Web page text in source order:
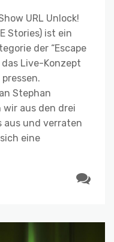
URL Unlock!
Stories) ist ein
der “Escape
das Live-Konzept
Stephan
wir aus den drei
aus und verraten
eine